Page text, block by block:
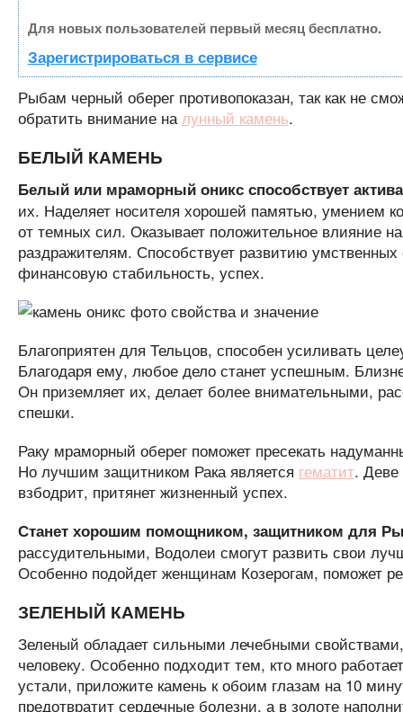
Для новых пользователей первый месяц бесплатно.
Зарегистрироваться в сервисе
Рыбам черный оберег противопоказан, так как не
обратить внимание налунный камень.
БЕЛЫЙ КАМЕНЬ
Белый или мраморный оникс способствует
их. Наделяет носителя хорошей памятью, умением
от темных сил. Оказывает положительное влияние
раздражителям. Способствует развитию
финансовую стабильность, успех.
Благоприятен для Тельцов, способен усиливать
Благодаря ему, любое дело станет успешным.
Он приземляет их, делает более внимательными,
спешки.
Раку мраморный оберег поможет пресекать
Но лучшим защитником Рака является гематит. Деве
взбодрит, притянет жизненный успех.
Станет хорошим помощником, защитником для
рассудительными, Водолеи смогут развить свои
Особенно подойдет женщинам Козерогам, поможет
ЗЕЛЕНЫЙ КАМЕНЬ
Зеленый обладает сильными лечебными
человеку. Особенно подходит тем, кто много
устали, приложите камень к обоим глазам на 10
предотвратит сердечные болезни, а в золоте